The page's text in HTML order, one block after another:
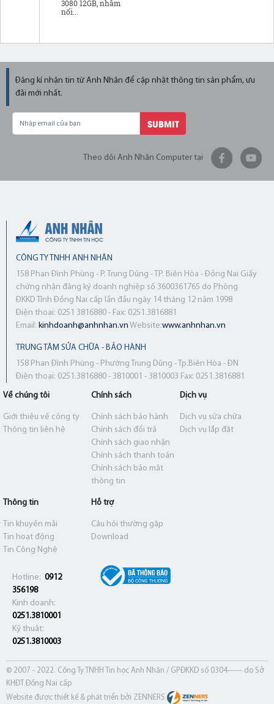
3080 12GB, nhằm
nối...
Đăng kí nhận tin từ Anh Nhân để cập nhật thông tin sản phẩm, ưu
đãi mới nhất.
SUBMIT
Theo dõi Anh Nhân Computer tại
CÔNG TY TNHH ANH NHÂN
158 Phan Đình Phùng - P. Trung Dũng - TP. Biên Hòa - Đồng Nai Giấy
chứng nhận đăng ký doanh nghiệp số 3600361765 do Phòng
ĐKKD Tỉnh Đồng Nai cấp lần đầu ngày 14 tháng 12 năm 1998
Điện thoại: 0251 3816880 - Fax: 0251.3816881
Email: kinhdoanh@anhnhan.vn Website:www.anhnhan.vn
TRUNG TÂM SỬA CHỮA - BẢO HÀNH
158 Phan Đình Phùng - Phường Trung Dũng - Tp.Biên Hòa - ĐN
Điện thoại: 0251.3816880 - 3810001 - 3810003 Fax: 0251.3816881
Về chúng tôi
Giới thiệu về công ty
Thông tin liên hệ
Chính sách
Chính sách bảo hành
Chính sách đổi trả
Chính sách giao nhận
Chính sách thanh toán
Chính sách bảo mật
thông tin
Dịch vụ
Dịch vụ sửa chữa
Dịch vụ lắp đặt
Thông tin
Tin khuyến mãi
Tin hoạt động
Tin Công Nghệ
Hỗ trợ
Câu hỏi thường gặp
Download
Hotline: 0912
356198
Kinh doanh:
0251.3810001
Kỹ thuật:
0251.3810003
© 2007 - 2022. Công Ty TNHH Tin học Anh Nhân / GPĐKKD số 0304------ do Sở
KHĐT Đồng Nai cấp
Website được thiết kế & phát triển bởi ZENNERS